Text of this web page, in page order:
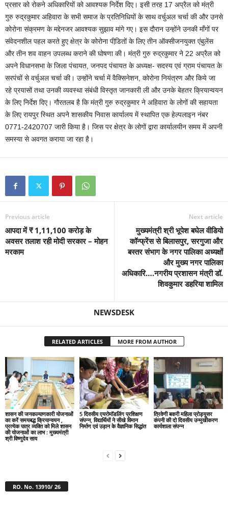
प्रसार को रोकने अधिकारियों को आवश्यक निर्देश दिए। इसी तरह 17 अप्रैल को मंत्री
गुरु रुद्रकुमार अहिवारा के सभी समाज के प्रतिनिधियों के साथ वर्चुअल चर्चा की और उनसे
कोरोना संक्रमण के मद्देनजर आवश्यक सुझाव मांगे गए। इस दौरान उन्होंने उनकी माँगों पर
संवेदनशील पहल करते हुए क्षेत्र के कोरोना पीडि़तों के लिए तीन ऑक्सीजनयुक्त एंबुलेंस
और तीन शव वाहन उपलब्ध कराने की घोषणा की। मंत्री गुरु रुद्रकुमार ने 22 अप्रैल को
अपने विधानसभा के जिला पंचायत, जनपद पंचायत के अध्यक्ष- सदस्य एवं ग्राम पंचायत के
सरपंचों से वर्चुअल चर्चा की। उन्होंने चर्चा में वैक्सिनेशन, कोरोना नियंत्रण और किये जा
रहे प्रयासों तथा उनकी व्यवस्था संबंधी विस्तृत जानकारी ली और उनके बेहतर क्रियान्वयन
के लिए निर्देश दिए। गौरतलब है कि मंत्री गुरु रुद्रकुमार ने अहिवारा के लोगों की सहायता
के लिए रायपुर स्थित अपने शासकीय निवास कार्यालय में स्थापित एक हेल्पलाइन नंबर
0771-2420707 जारी किया है। जिस पर क्षेत्र के लोगों द्वारा कार्यालयीन समय में अपनी
समस्या से अवगत कराया जा रहा है।
Previous article
आपदा में ₹ 1,11,100 करोड़ के
अवसर तलाश रही मोदी सरकार – मोहन
मरकाम
Next article
मुख्यमंत्री श्री भूपेश बघेल वीडियो
कॉन्फ्रेंस से बिलासपुर, सरगुजा और
बस्तर संभाग के नगर पालिका अध्यक्षों
और मुख्य नगर पालिका
अधिकारि….नगरीय प्रशासन मंत्री डॉ.
शिवकुमार डहरिया शामिल
NEWSDESK
RELATED ARTICLES MORE FROM AUTHOR
शासन की जनकल्याणकारी योजनाओं
का करें समयबद्ध क्रियान्वयन ,
प्रत्येक पात्र व्यक्ति को मिले शासन
की योजनाओं का लाभ : मुख्यमंत्री
श्री विष्णुदेव साय
5 दिवसीय एयरोमॉडलिंग प्रशिक्षण
संपन्न, विद्यार्थियों ने सीखे विमान
निर्माण एवं उड़ान के वैज्ञानिक सिद्धांत
त्रिवेणी बकरी महिला प्रोड्यूसर
कंपनी की दो दिवसीय उन्मुखीकरण
कार्यशाला संपन्न
RO. No. 13910/ 26